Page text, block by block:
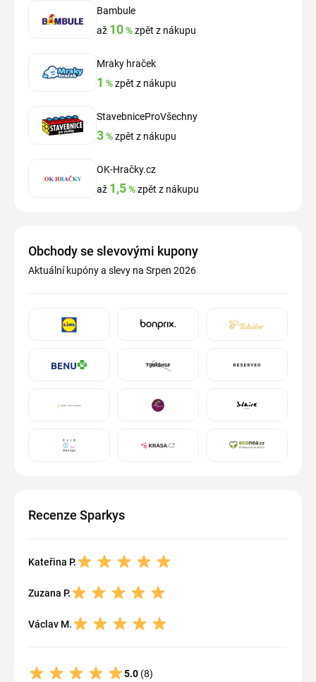
Bambule
až 10%zpět z nákupu
Mraky hraček
1 %zpět z nákupu
StavebniceProVšechny
3%zpět z nákupu
OK-Hračky.cz
až 1,5%zpět z nákupu
Obchody se slevovými kupony
Aktuální kupóny a slevy na Srpen 2026
Recenze Sparkys
Kateřina P.
Zuzana P.
Václav M.
5.0 (8)